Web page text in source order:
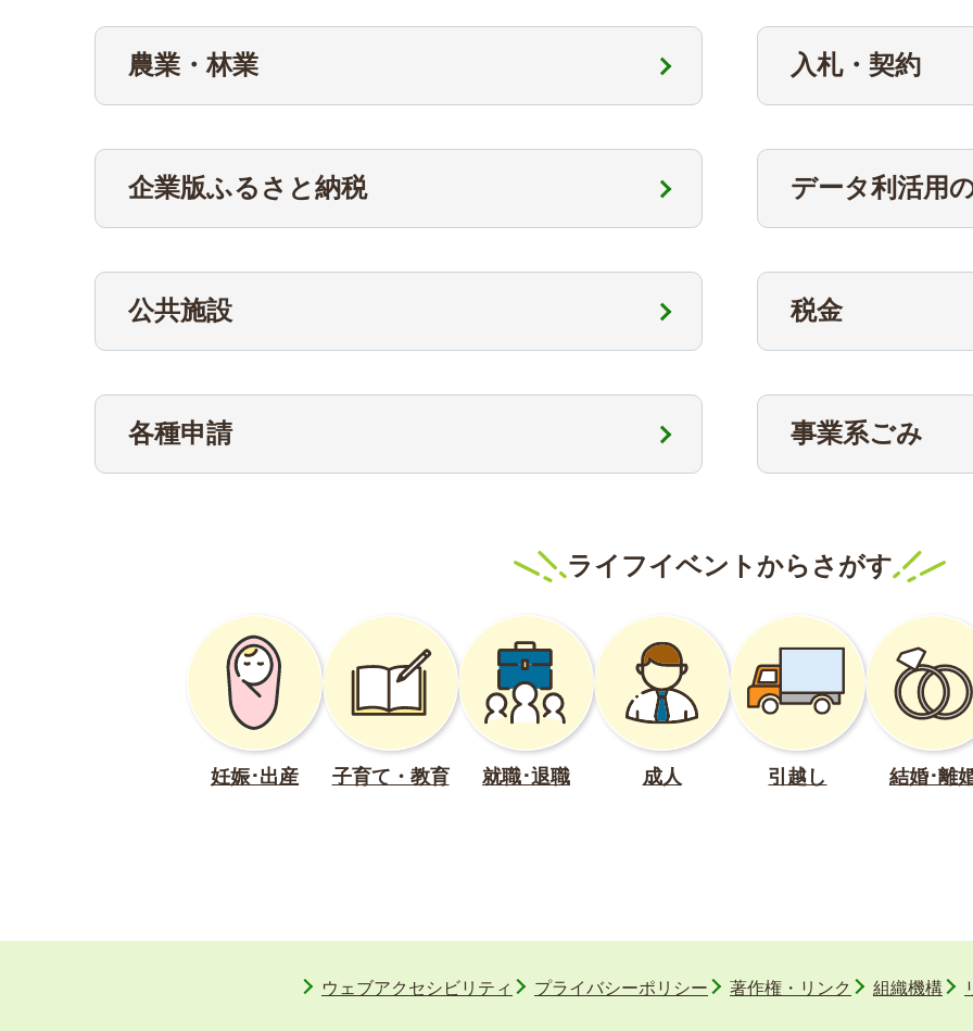
農業・林業 入札・契約
企業版ふるさと納税 データ利活用
公共施設 税金
各種申請 事業系ごみ
ライフイベントからさがす
妊娠･出産 子育て・教育 就職･退職 成人 引越し 結婚･離
ウェブアクセシビリティ プライバシーポリシー 著作権・リンク 組織機構